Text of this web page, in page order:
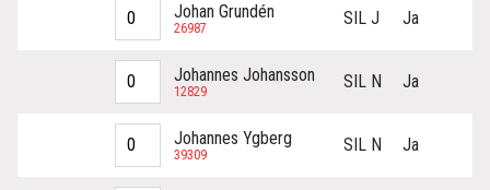
Johan Grundén
26987 SIL J Ja
Johannes Johansson
12829 SIL N Ja
Johannes Ygberg
39309 SIL N Ja